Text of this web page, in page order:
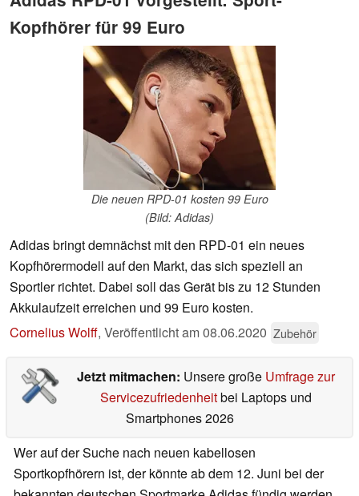
Kopfhörer für 99 Euro
Die neuen RPD-01 kosten 99 Euro
(Bild: Adidas)
Adidas bringt demnächst mit den RPD-01 ein neues
Kopfhörermodell auf den Markt, das sich speziell an
Sportler richtet. Dabei soll das Gerät bis zu 12 Stunden
Akkulaufzeit erreichen und 99 Euro kosten.
Cornelius Wolff, Veröffentlicht am08.06.2020 Zubehör
Jetzt mitmachen: Unsere große Umfrage zur
Servicezufriedenheitbei Laptops und
Smartphones 2026
Wer auf der Suche nach neuen kabellosen
Sportkopfhörern ist, der könnte ab dem 12. Juni bei der